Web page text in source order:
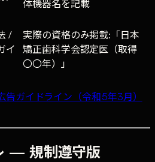
体機器名を記載
/
イ
実際の資格のみ掲載:「日本
矯正歯科学会認定医（取得
〇〇年）」
告ガイドライン（令和5年3月）
— 規制遵守版